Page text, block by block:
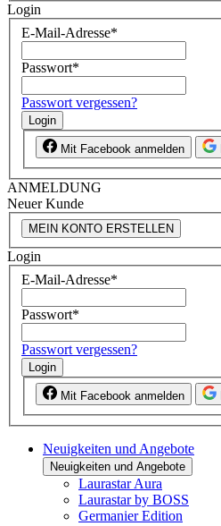
Login
E-Mail-Adresse*
Passwort*
Passwort vergessen?
Login
Mit Facebook anmelden
ANMELDUNG
Neuer Kunde
MEIN KONTO ERSTELLEN
Login
E-Mail-Adresse*
Passwort*
Passwort vergessen?
Login
Mit Facebook anmelden
Neuigkeiten und Angebote
Neuigkeiten und Angebote
Laurastar Aura
Laurastar by BOSS
Germanier Edition